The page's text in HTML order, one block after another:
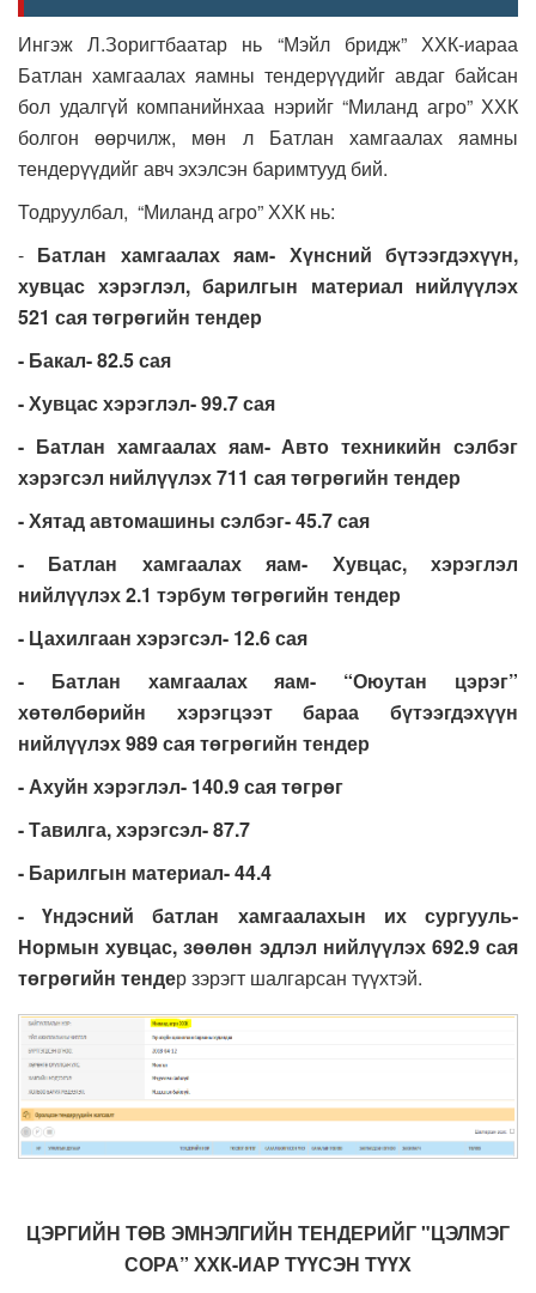
Ингэж Л.Зоригтбаатар нь “Мэйл бридж” ХХК-иараа
Батлан хамгаалах яамны тендерүүдийг авдаг байсан
бол удалгүй компанийнхаа нэрийг “Миланд агро” ХХК
болгон өөрчилж, мөн л Батлан хамгаалах яамны
тендерүүдийг авч эхэлсэн баримтууд бий.
Тодруулбал, “Миланд агро” ХХК нь:
- Батлан хамгаалах яам- Хүнсний бүтээгдэхүүн,
хувцас хэрэглэл, барилгын материал нийлүүлэх
521 сая төгрөгийн тендер
- Бакал- 82.5 сая
- Хувцас хэрэглэл- 99.7 сая
- Батлан хамгаалах яам- Авто техникийн сэлбэг
хэрэгсэл нийлүүлэх 711 сая төгрөгийн тендер
- Хятад автомашины сэлбэг- 45.7 сая
- Батлан хамгаалах яам- Хувцас, хэрэглэл
нийлүүлэх 2.1 тэрбум төгрөгийн тендер
- Цахилгаан хэрэгсэл- 12.6 сая
- Батлан хамгаалах яам- “Оюутан цэрэг”
хөтөлбөрийн хэрэгцээт бараа бүтээгдэхүүн
нийлүүлэх 989 сая төгрөгийн тендер
- Ахуйн хэрэглэл- 140.9 сая төгрөг
- Тавилга, хэрэгсэл- 87.7
- Барилгын материал- 44.4
- Үндэсний батлан хамгаалахын их сургууль-
Нормын хувцас, зөөлөн эдлэл нийлүүлэх 692.9 сая
төгрөгийн тендер зэрэгт шалгарсан түүхтэй.
ЦЭРГИЙН ТӨВ ЭМНЭЛГИЙН ТЕНДЕРИЙГ "ЦЭЛМЭГ
СОРА” ХХК-ИАР ТҮҮСЭН ТҮҮХ